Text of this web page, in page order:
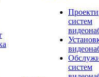
систем
систем